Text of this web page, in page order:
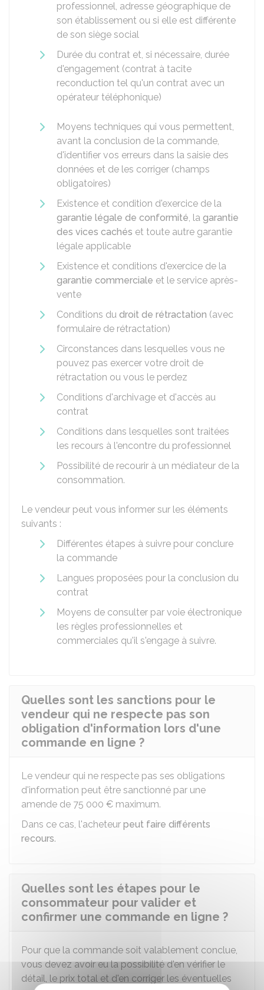
professionnel, adresse géographique de
son établissement ou si elle est différente
de son siège social
Durée du contrat et, si nécessaire, durée
d'engagement (contrat à tacite
reconduction tel qu'un contrat avec un
opérateur téléphonique)
Moyens techniques qui vous permettent,
avant la conclusion de la commande,
d'identifier vos erreurs dans la saisie des
données et de les corriger (champs
obligatoires)
Existence et condition d'exercice de la
garantie légale de conformité, la garantie
des vices cachés et toute autre garantie
légale applicable
Existence et conditions d'exercice de la
garantie commerciale et le service après-
vente
Conditions du droit de rétractation (avec
formulaire de rétractation)
Circonstances dans lesquelles vous ne
pouvez pas exercer votre droit de
rétractation ou vous le perdez
Conditions d'archivage et d'accès au
contrat
Conditions dans lesquelles sont traitées
les recours à l'encontre du professionnel
Possibilité de recourir à un médiateur de la
consommation.
Le vendeur peut vous informer sur les éléments
suivants :
Différentes étapes à suivre pour conclure
la commande
Langues proposées pour la conclusion du
contrat
Moyens de consulter par voie électronique
les règles professionnelles et
commerciales qu'il s'engage à suivre.
Quelles sont les sanctions pour le
vendeur qui ne respecte pas son
obligation d'information lors d'une
commande en ligne ?
Le vendeur qui ne respecte pas ses obligations
d'information peut être sanctionné par une
amende de 75 000 € maximum.
Dans ce cas, l'acheteur peut faire différents
recours.
Quelles sont les étapes pour le
consommateur pour valider et
confirmer une commande en ligne ?
Pour que la commande soit valablement conclue,
vous devez avoir eu la possibilité d'en vérifier le
détail, le prix total et d'en corriger les éventuelles